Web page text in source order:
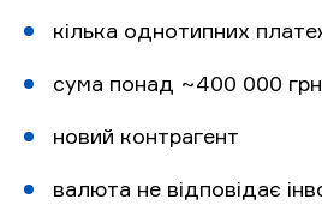
кілька однотипних
сума понад ~400 000 грн
новий контрагент
валюта не відповідає